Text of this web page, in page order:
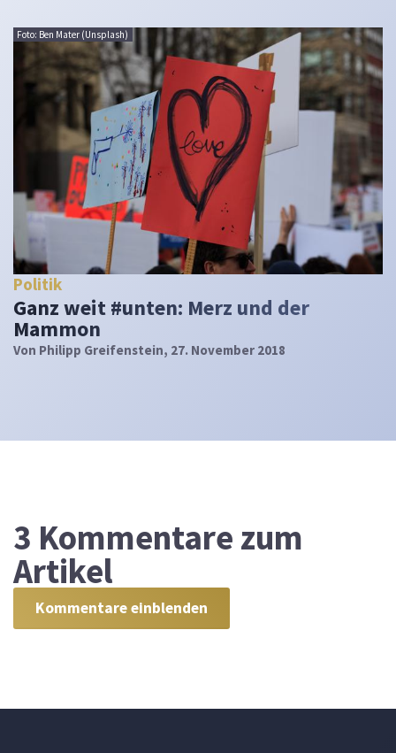
Foto: Ben Mater (Unsplash)
Politik
Ganz weit #unten: Merz und der
Mammon
Von Philipp Greifenstein, 27. November 2018
3 Kommentare zum
Artikel
Kommentare einblenden